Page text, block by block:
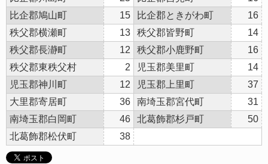
比企郡鳩山町
15 比企郡ときがわ町
16
秩父郡横瀬町
13 秩父郡皆野町
14
秩父郡長瀞町
12 秩父郡小鹿野町
16
秩父郡東秩父村
2 児玉郡美里町
14
児玉郡神川町
12 児玉郡上里町
37
大里郡寄居町
36 南埼玉郡宮代町
31
南埼玉郡白岡町
46 北葛飾郡杉戸町
50
北葛飾郡松伏町
38